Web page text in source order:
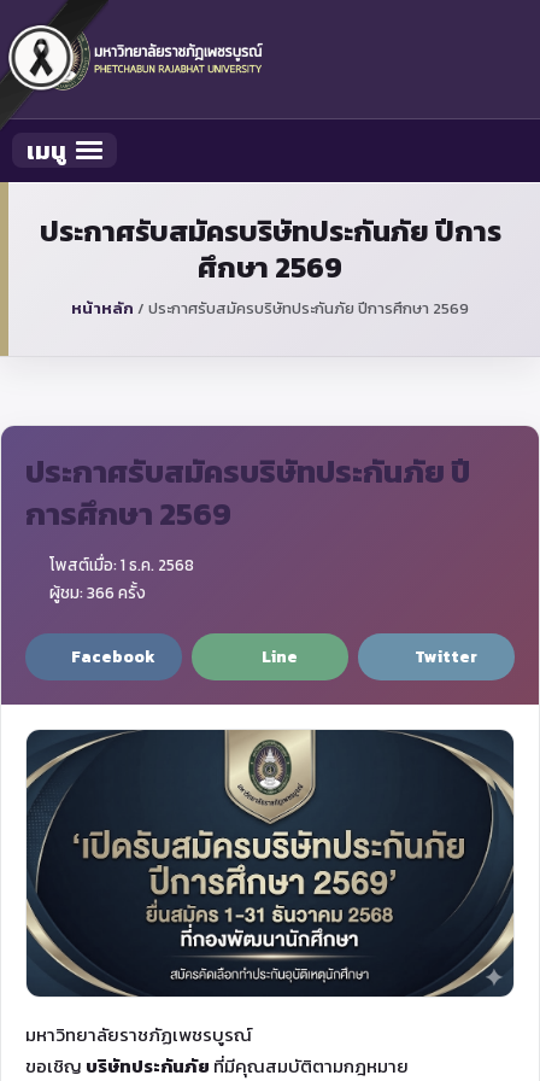
Toggle navigation
เมนู
ประกาศรับสมัครบริษัทประกันภัย ปีการ
ศึกษา 2569
หน้าหลัก / ประกาศรับสมัครบริษัทประกันภัย ปีการศึกษา 2569
ประกาศรับสมัครบริษัทประกันภัย ปี
การศึกษา 2569
โพสต์เมื่อ: 1 ธ.ค. 2568
ผู้ชม: 366 ครั้ง
Facebook Line Twitter
มหาวิทยาลัยราชภัฏเพชรบูรณ์
ขอเชิญ บริษัทประกันภัย ที่มีคุณสมบัติตามกฎหมาย